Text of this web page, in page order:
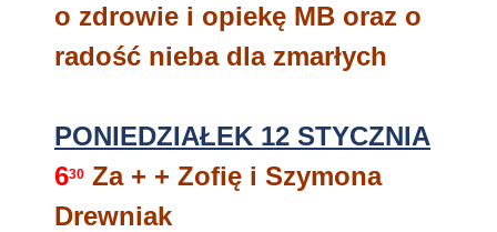
o zdrowie i opiekę MB oraz o
radość nieba dla zmarłych
PONIEDZIAŁEK 12 STYCZNIA
630 Za + + Zofię i Szymona
Drewniak